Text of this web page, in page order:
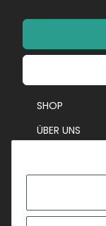
SHOP
ÜBER UNS